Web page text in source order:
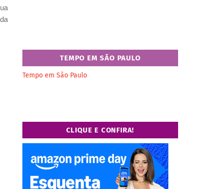
TEMPO EM SÃO PAULO
Tempo em São Paulo
CLIQUE E CONFIRA!